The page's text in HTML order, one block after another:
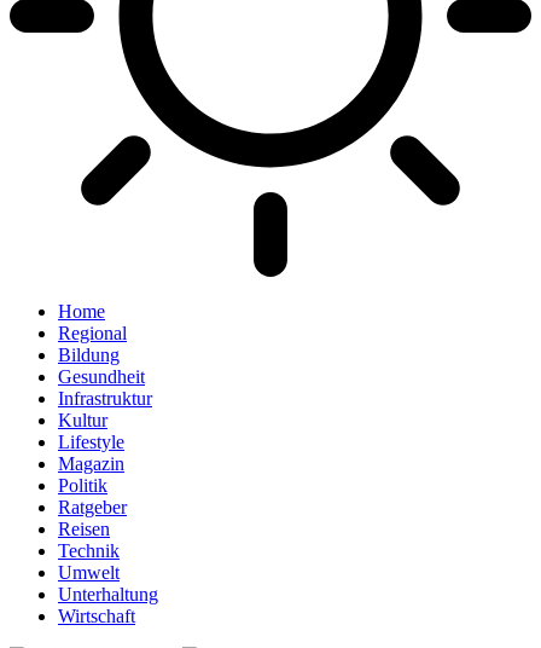
Home
Regional
Bildung
Gesundheit
Infrastruktur
Kultur
Lifestyle
Magazin
Politik
Ratgeber
Reisen
Technik
Umwelt
Unterhaltung
Wirtschaft